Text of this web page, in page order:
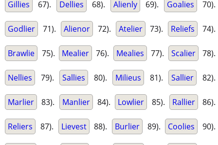
Gillies 67). Dellies 68). Alienly 69). Goalies 70).
Godlier 71). Alienor 72). Atelier 73). Reliefs 74).
Brawlie 75). Mealier 76). Mealies 77). Scalier 78).
Nellies 79). Sallies 80). Milieus 81). Sallier 82).
Marlier 83). Manlier 84). Lowlier 85). Rallier 86).
Reliers 87). Lievest 88). Burlier 89). Coolies 90).